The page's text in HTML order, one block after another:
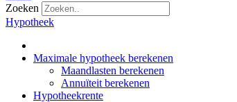
Zoeken
Hypotheek
Maximale hypotheek berekenen
Maandlasten berekenen
Annuïteit berekenen
Hypotheekrente